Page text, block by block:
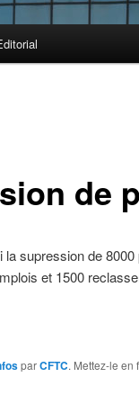
de
la supression de
et 1500
parCFTC. Mettez-le en